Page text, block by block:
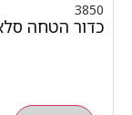
3850
כדור הטחה סלאם בול